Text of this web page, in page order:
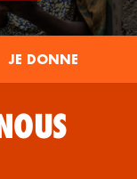
JE DONNE